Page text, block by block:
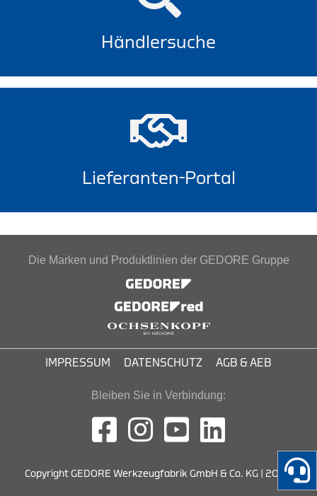
Händlersuche
Lieferanten-Portal
Die Marken und Produktlinien der GEDORE Gruppe
IMPRESSUM DATENSCHUTZ AGB & AEB
Bleiben Sie in Verbindung:
Copyright GEDORE Werkzeugfabrik GmbH & Co. KG | 2026